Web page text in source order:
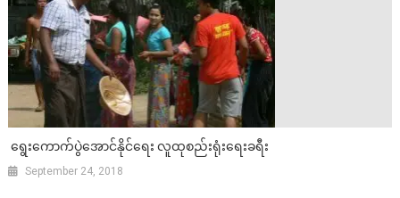
ရွေးကောက်ပွဲအောင်နိုင်ရေး လူထုစည်းရုံးရေးခရီး
September 24, 2018